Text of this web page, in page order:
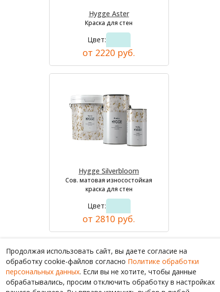
Hygge Aster
Краска для стен
Цвет:
от 2220 руб.
Hygge Silverbloom
Сов. матовая износостойкая
краска для стен
Цвет:
от 2810 руб.
Продолжая использовать сайт, вы даете согласие на
обработку cookie-файлов согласно Политике обработки
персональных данных. Если вы не хотите, чтобы данные
обрабатывались, просим отключить обработку в настройках